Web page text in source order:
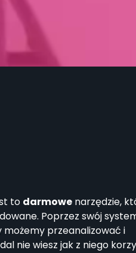
to darmowe narzędzie,
Poprzez swój
przeanalizować i
nie wiesz jak z niego